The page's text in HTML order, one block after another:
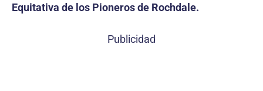
Equitativa de los Pioneros de Rochdale.
Publicidad